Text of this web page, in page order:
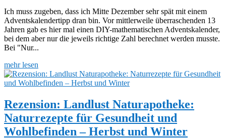
Ich muss zugeben, dass ich Mitte Dezember sehr spät mit einem
Adventskalendertipp dran bin. Vor mittlerweile überraschenden 13
Jahren gab es hier mal einen DIY-mathematischen Adventskalender,
bei dem aber nur die jeweils richtige Zahl berechnet werden musste.
Bei "Nur...
mehr lesen
Rezension: Landlust Naturapotheke:
Naturrezepte für Gesundheit und
Wohlbefinden – Herbst und Winter